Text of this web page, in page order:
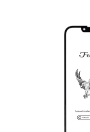
Cam kết dịch vụ
Một số dịch vụ
Liên hệ Thùy
Dấu hiệu
Nếu AirPods 3 của